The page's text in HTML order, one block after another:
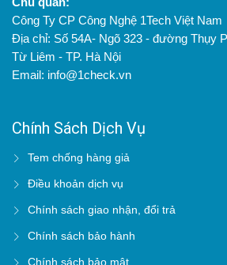
Công Ty CP Công Nghệ 1Tech Việt Nam
Địa chỉ: Số 54A- Ngõ 323 - đường Thụy
Từ Liêm - TP. Hà Nội
Email: info@1check.vn
Chính Sách Dịch Vụ
Tem chống hàng giả
Điều khoản dịch vụ
Chính sách giao nhận, đổi trả
Chính sách bảo hành
Chính sách bảo mật